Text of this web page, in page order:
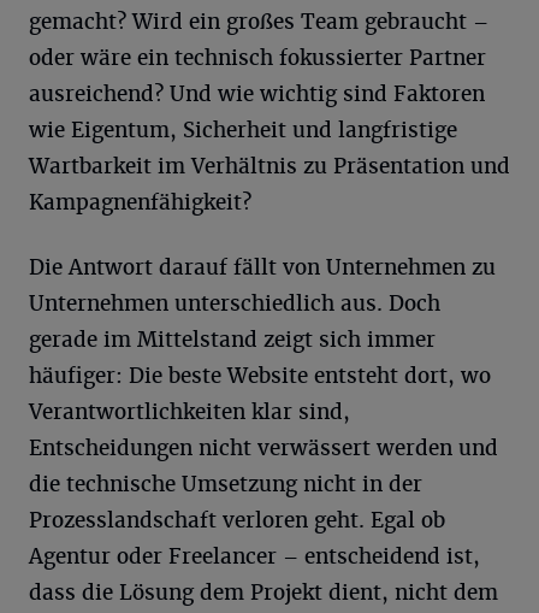
gemacht? Wird ein großes Team gebraucht –
oder wäre ein technisch fokussierter Partner
ausreichend? Und wie wichtig sind Faktoren
wie Eigentum, Sicherheit und langfristige
Wartbarkeit im Verhältnis zu Präsentation und
Kampagnenfähigkeit?
Die Antwort darauf fällt von Unternehmen zu
Unternehmen unterschiedlich aus. Doch
gerade im Mittelstand zeigt sich immer
häufiger: Die beste Website entsteht dort, wo
Verantwortlichkeiten klar sind,
Entscheidungen nicht verwässert werden und
die technische Umsetzung nicht in der
Prozesslandschaft verloren geht. Egal ob
Agentur oder Freelancer – entscheidend ist,
dass die Lösung dem Projekt dient, nicht dem